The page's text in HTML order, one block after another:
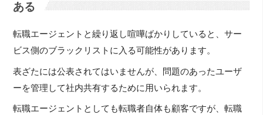
ある
転職エージェントと繰り返し喧嘩ばかりしていると、サー
ビス側のブラックリストに入る可能性があります。
表ざたには公表されてはいませんが、問題のあったユーザ
ーを管理して社内共有するために用いられます。
転職エージェントとしても転職者自体も顧客ですが、転職